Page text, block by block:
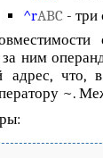
^rABC- три
ним
адрес, что,
~.